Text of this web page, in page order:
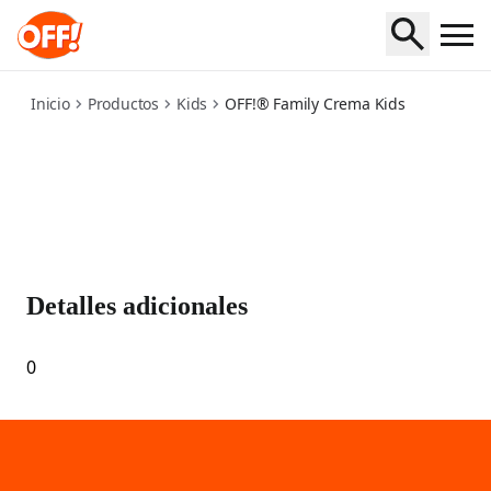
kids-crema
Inicio Productos Kids OFF!® Family Crema Kids
Detalles adicionales
0